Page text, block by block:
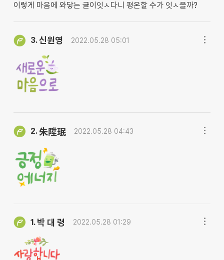
이렇게 마음에 와닿는 글이잇ㅅ다니 평온할 수가 잇ㅅ을까?
3.신원영 2022.05.28 05:01
2. 朱陞珉 2022.05.28 04:43
1. 박 대 령 2022.05.28 01:29